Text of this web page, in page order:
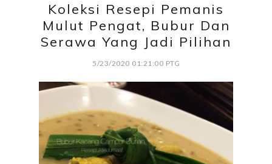
Koleksi Resepi Pemanis
Mulut Pengat, Bubur Dan
Serawa Yang Jadi Pilihan
5/23/2020 01:21:00 PTG